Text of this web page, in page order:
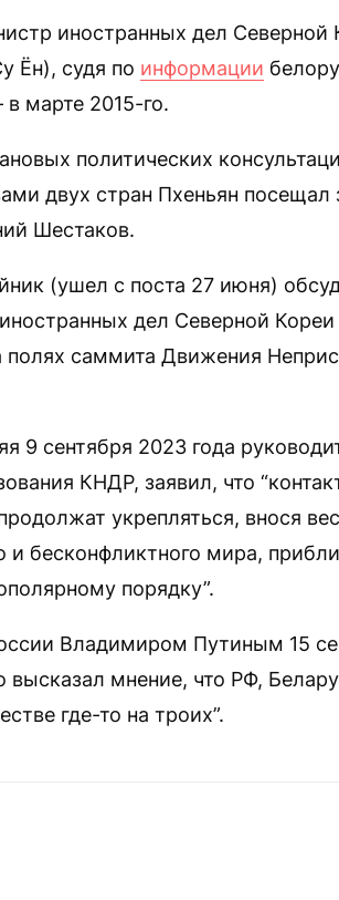
иностранных дел Северной
Ён), судя по информации
марте 2015-го.
политических
двух стран Пхеньян посещал
Шестаков.
(ушел с поста 27 июня)
дел Северной
полях саммита Движения
9 сентября 2023 года
КНДР, заявил, что
укрепляться, внося
и бесконфликтного мира,
порядку”.
Владимиром Путиным 15
высказал мнение, что РФ,
где-то на троих”.